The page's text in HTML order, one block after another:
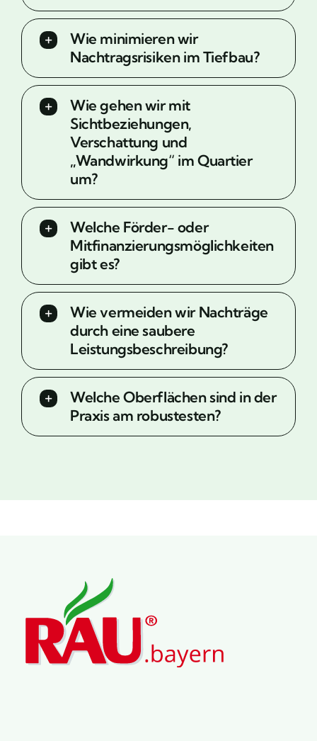
Wie minimieren wir
Nachtragsrisiken im Tiefbau?
Wie gehen wir mit
Sichtbeziehungen,
Verschattung und
„Wandwirkung“ im Quartier
um?
Welche Förder- oder
Mitfinanzierungsmöglichkeiten
gibt es?
Wie vermeiden wir Nachträge
durch eine saubere
Leistungsbeschreibung?
Welche Oberflächen sind in der
Praxis am robustesten?